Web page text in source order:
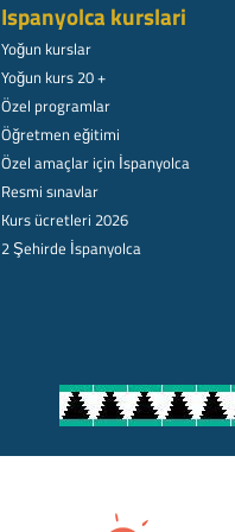
Ispanyolca kurslari
Yoğun kurslar
Yoğun kurs 20 +
Özel programlar
Öğretmen eğitimi
Özel amaçlar için İspanyolca
Resmi sınavlar
Kurs ücretleri 2026
2 Şehirde İspanyolca